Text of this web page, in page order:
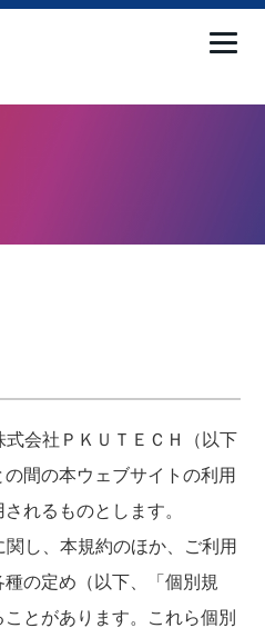
会社ＰＫＵＴＥＣＨ（以下
の間の本ウェブサイトの利用
れるものとします。
し、本規約のほか、ご利用
の定め（以下、「個別規
とがあります。これら個別